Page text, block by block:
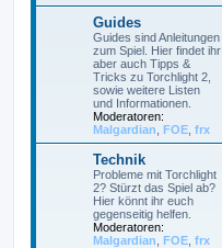
Guides
Guides sind Anleitungen
zum Spiel. Hier findet ihr
aber auch Tipps &
Tricks zu Torchlight 2,
sowie weitere Listen
und Informationen.
Moderatoren:
Malgardian FOE frx
Technik
Probleme mit Torchlight
2? Stürzt das Spiel ab?
Hier könnt ihr euch
gegenseitig helfen.
Moderatoren:
Malgardian FOE frx